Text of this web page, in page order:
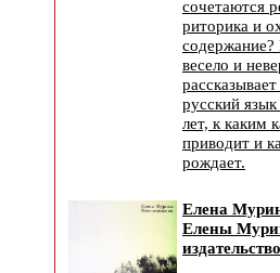
сочетаются
риторика и
весело и
русский
лет, к каким
приводит и
рождает.
Елена
Елены